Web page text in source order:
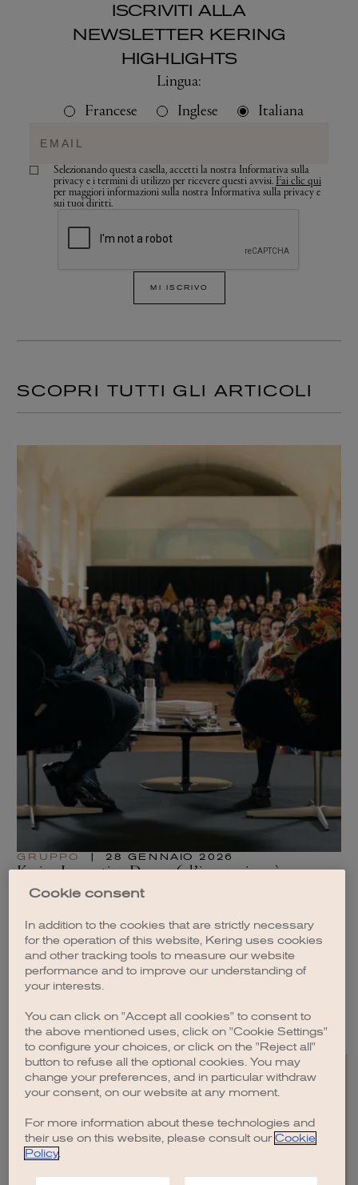
ISCRIVITI ALLA
NEWSLETTER KERING
HIGHLIGHTS
Lingua:
Francese
Inglese Italiana
Selezionando questa casella, accetti la nostra Informativa sulla
privacy e i termini di utilizzo per ricevere questi avvisi. Fai clic qui
per maggiori informazioni sulla nostra Informativa sulla privacy e
sui tuoi diritti.
MI ISCRIVO
SCOPRI TUTTI GLI ARTICOLI
GRUPPO 28 GENNAIO 2026
Kering Innovation Day 2026: l’innovazione è
un’attitudine
Cookie consent
In addition to the cookies that are strictly necessary
for the operation of this website, Kering uses cookies
and other tracking tools to measure our website
performance and to improve our understanding of
your interests.
You can click on "Accept all cookies" to consent to
the above mentioned uses, click on "Cookie Settings"
to configure your choices, or click on the "Reject all"
button to refuse all the optional cookies. You may
change your preferences, and in particular withdraw
your consent, on our website at any moment.
For more information about these technologies and
their use on this website, please consult our Cookie
Policy.